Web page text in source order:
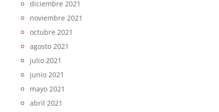
diciembre 2021
noviembre 2021
octubre 2021
agosto 2021
julio 2021
junio 2021
mayo 2021
abril 2021